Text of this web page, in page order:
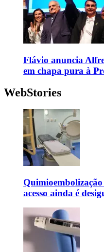
Flávio anuncia
em chapa pura à
WebStories
acesso ainda é